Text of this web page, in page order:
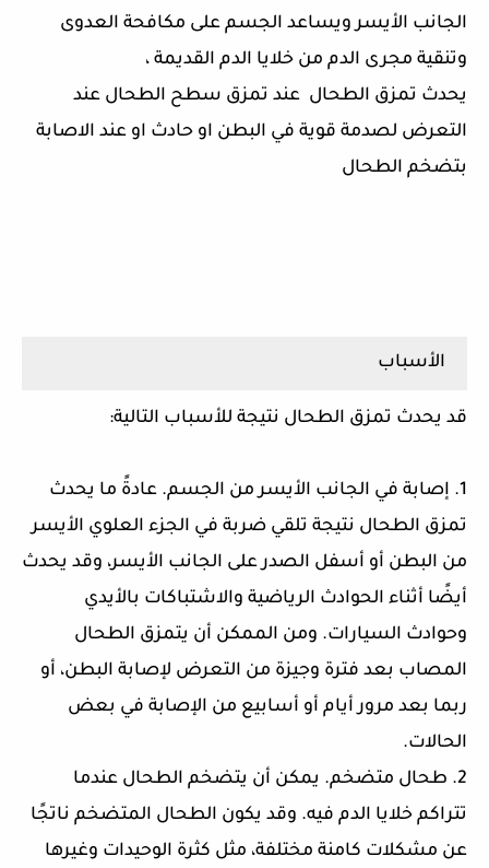
الجانب الأيسر ويساعد الجسم على مكافحة العدوى
وتنقية مجرى الدم من خلايا الدم القديمة ،
يحدث تمزق الطحال عند تمزق سطح الطحال عند
التعرض لصدمة قوية في البطن او حادث او عند الاصابة
بتضخم الطحال
الأسباب
قد يحدث تمزق الطحال نتيجة للأسباب التالية:
1. إصابة في الجانب الأيسر من الجسم. عادةً ما يحدث
تمزق الطحال نتيجة تلقي ضربة في الجزء العلوي الأيسر
من البطن أو أسفل الصدر على الجانب الأيسر، وقد يحدث
أيضًا أثناء الحوادث الرياضية والاشتباكات بالأيدي
وحوادث السيارات. ومن الممكن أن يتمزق الطحال
المصاب بعد فترة وجيزة من التعرض لإصابة البطن، أو
ربما بعد مرور أيام أو أسابيع من الإصابة في بعض
الحالات.
2. طحال متضخم. يمكن أن يتضخم الطحال عندما
تتراكم خلايا الدم فيه. وقد يكون الطحال المتضخم ناتجًا
عن مشكلات كامنة مختلفة، مثل كثرة الوحيدات وغيرها